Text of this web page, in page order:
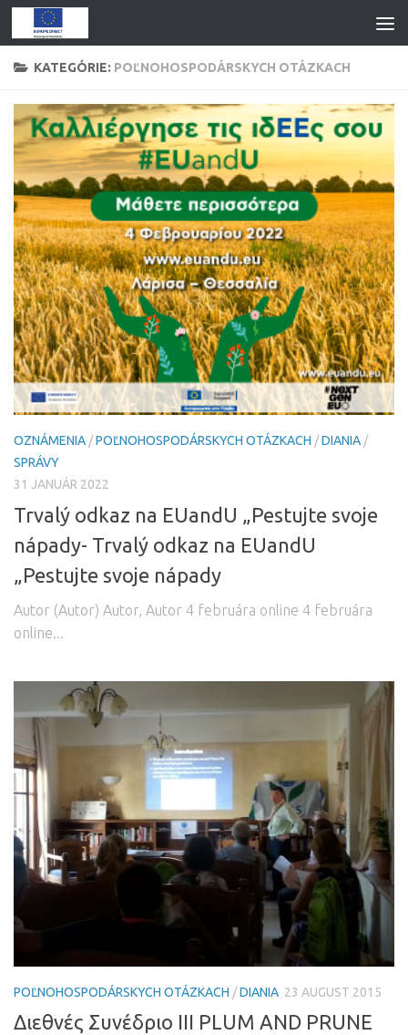
KATEGÓRIE: POĽNOHOSPODÁRSKYCH OTÁZKACH
OZNÁMENIA /POĽNOHOSPODÁRSKYCH OTÁZKACH /DIANIA /
SPRÁVY
31 JANUÁR 2022
Trvalý odkaz na EUandU „Pestujte svoje
nápady- Trvalý odkaz na EUandU
„Pestujte svoje nápady
Autor (Autor) Autor, Autor 4 februára online 4 februára
online...
POĽNOHOSPODÁRSKYCH OTÁZKACH /DIANIA 23 AUGUST 2015
Διεθνές Συνέδριο III PLUM AND PRUNE